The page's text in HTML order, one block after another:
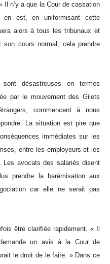
Il n’y a que la Cour de cassation
en est, en uniformisant cette
alors à tous les tribunaux et
son cours normal, cela prendre
désastreuses en termes
par le mouvement des Gilets
commencent à nous
La situation est pire que
immédiates sur les
entre les employeurs et les
Les avocats des salariés disent
prendre la barémisation aux
car elle ne serait pas
être clarifiée rapidement. « Il
un avis à la Cour de
le droit de le faire. » Dans ce